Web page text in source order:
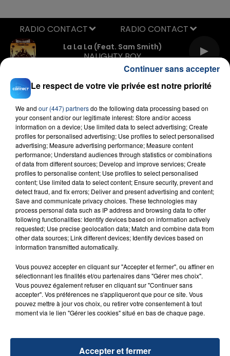
La La La (feat. Sam Smith)
NAUGHTY BOY
RADIO CONTACT
FIL D'ACTU
23 juillet 2026
SON BÉBÉ ENTRE LA VIE ET LA...
Un homme s'est immolé par le feu après avoir
aspergé sa compagne et leur bébé de trois mois
d'un liquide inflammable.
Le respect de votre vie privée est notre priorité
We and our (447) partnersdo the following data processing based on
your consent and/or our legitimate interest: Store and/or access
information on a device; Use limited data to select advertising; Create
profiles for personalised advertising; Use profiles to select personalised
advertising; Measure advertising performance; Measure content
performance; Understand audiences through statistics or combinations
of data from different sources; Develop and improve services; Create
profiles to personalise content; Use profiles to select personalised
content; Use limited data to select content; Ensure security, prevent and
detect fraud, and fix errors; Deliver and present advertising and content;
Save and communicate privacy choices. These technologies may
process personal data such as IP address and browsing data to offer
following functionalities: Identify devices based on information actively
requested; Use precise geolocation data; Match and combine data from
other data sources; Link different devices; Identify devices based on
information transmitted automatically.
Vous pouvez accepter en cliquant sur "Accepter et fermer", ou affiner en
sélectionnant les finalités et/ou partenaires dans "Gérer mes choix".
Vous pouvez également refuser en cliquant sur "Continuer sans
accepter". Vos préférences ne s'appliqueront que pour ce site. Vous
pouvez mettre à jour vos choix, ou retirer votre consentement à tout
moment via le lien "Gérer les cookies" situé en bas de chaque page.
Accepter et fermer
Continuer sans accepter